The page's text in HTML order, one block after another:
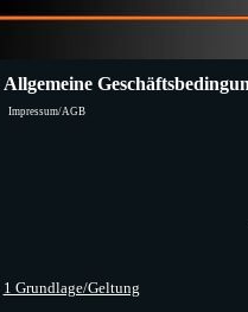
Allgemeine
Impressum/AGB
1 Grundlage/Geltung